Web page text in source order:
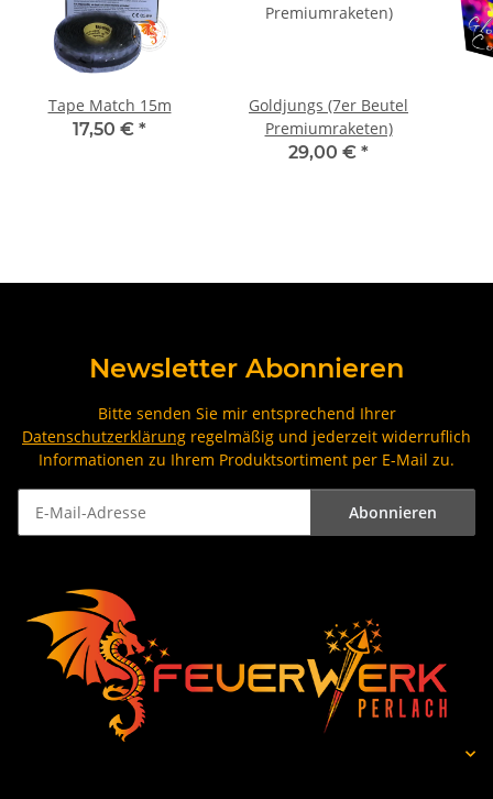
Tape Match 15m
17,50 € *
Goldjungs (7er Beutel
Premiumraketen)
29,00 € *
Newsletter Abonnieren
Bitte senden Sie mir entsprechend Ihrer
Datenschutzerklärung regelmäßig und jederzeit widerruflich
Informationen zu Ihrem Produktsortiment per E-Mail zu.
Abonnieren